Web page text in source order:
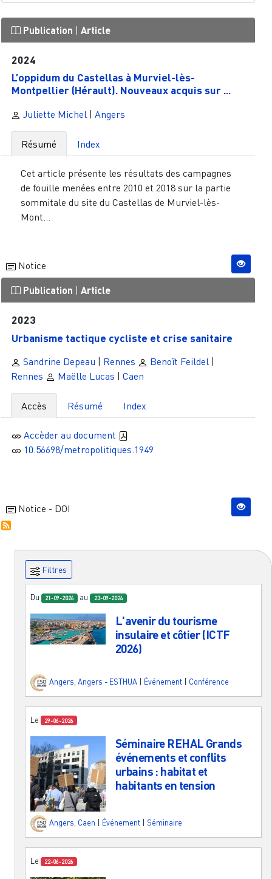
Publication | Article
2024
L’oppidum du Castellas à Murviel-lès-
Montpellier (Hérault). Nouveaux acquis sur ...
Juliette Michel| Angers
Résumé Index
Cet article présente les résultats des campagnes
de fouille menées entre 2010 et 2018 sur la partie
sommitale du site du Castellas de Murviel-lès-
Mont...
Notice
Publication Article
2023
Urbanisme tactique cycliste et crise sanitaire
Sandrine Depeau Rennes Benoît Feildel|
Rennes
Maëlle Lucas Caen
Accès Résumé Index
Accèder au document
10.56698/metropolitiques.1949
Notice - DOI
Filtres
Du 21-09-2026 au 23-09-2026
L'avenir du tourisme
insulaire et côtier (ICTF
2026)
Angers Angers - ESTHUA Événement Conférence
Le 29-06-2026
Séminaire REHAL Grands
événements et conflits
urbains : habitat et
habitants en tension
Angers Caen Événement Séminaire
Le 22-06-2026